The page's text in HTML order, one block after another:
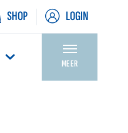
SHOP LOGIN
MEER